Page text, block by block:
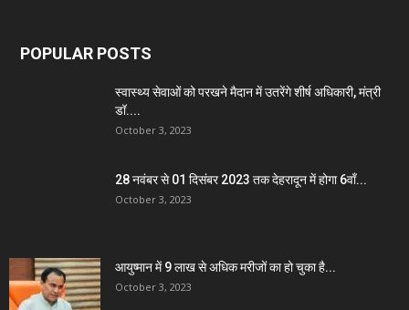
POPULAR POSTS
स्वास्थ्य सेवाओं को परखने मैदान में उतरेंगे शीर्ष अधिकारी, मंत्री
डॉ....
October 3, 2023
28 नवंबर से 01 दिसंबर 2023 तक देहरादून में होगा 6वाँ...
October 3, 2023
आयुष्मान में 9 लाख से अधिक मरीजों का हो चुका है...
October 3, 2023